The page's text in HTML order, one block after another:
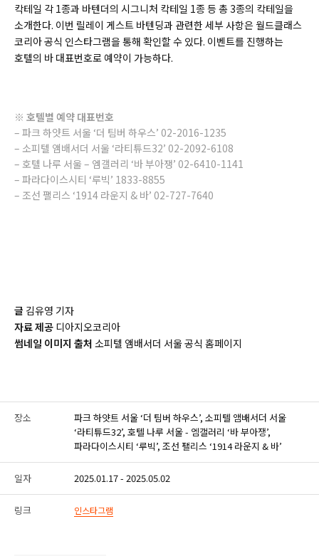
칵테일 각 1종과 바텐더의 시그니처 칵테일 1종 등 총 3종의 칵테일을
소개한다. 이번 릴레이 게스트 바텐딩과 관련한 세부 사항은 월드클래스
코리아 공식 인스타그램을 통해 확인할 수 있다. 이벤트를 진행하는
호텔의 바 대표번호로 예약이 가능하다.
※ 호텔별 예약 대표번호
– 파크 하얏트 서울 ‘더 팀버 하우스’ 02-2016-1235
– 소피텔 앰배서더 서울 ‘라티튜드32’ 02-2092-6108
– 호텔 나루 서울 – 엠갤러리 ‘바 부아쟁’ 02-6410-1141
– 파라다이스시티 ‘루빅’ 1833-8855
– 조선 팰리스 ‘1914 라운지 & 바’ 02-727-7640
글 김유영 기자
자료 제공 디아지오코리아
썸네일 이미지 출처 소피텔 앰배서더 서울 공식 홈페이지
장소
파크 하얏트 서울 ‘더 팀버 하우스’, 소피텔 앰배서더 서울
‘라티튜드32’, 호텔 나루 서울 - 엠갤러리 ‘바 부아쟁’,
파라다이스시티 ‘루빅’, 조선 팰리스 ‘1914 라운지 & 바’
일자 2025.01.17 - 2025.05.02
링크 인스타그램